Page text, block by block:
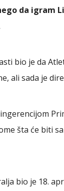
da igram
bio je da
ali sada je
šta će biti
bio je 18.